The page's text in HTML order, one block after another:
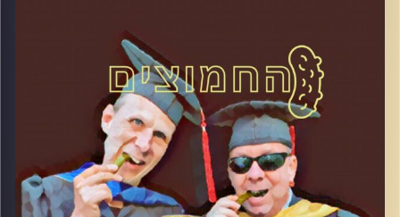
קרדיט תמונות:AudioVersity